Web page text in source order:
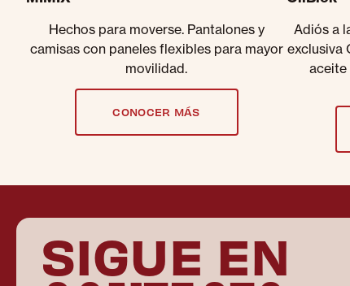
Hechos para moverse. Pantalones y
camisas con paneles flexibles para mayor
movilidad.
CONOCER MÁS
Adiós a
exclusiva
aceite
SIGUE EN